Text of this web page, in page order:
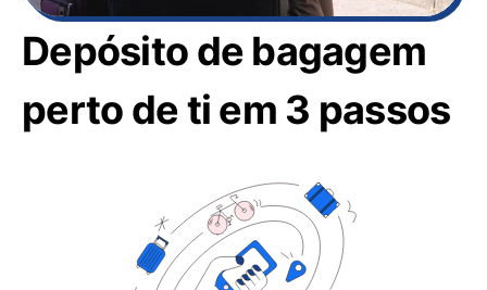
Depósito de bagagem
perto de ti em 3 passos